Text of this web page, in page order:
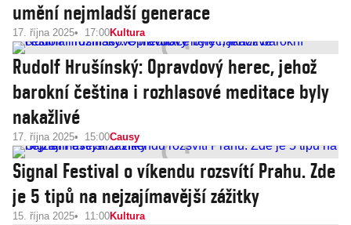
umění nejmladší generace
17. října 2025 17:00Kultura
Rudolf Hrušínský: Opravdový herec, jehož
barokní čeština i rozhlasové meditace byly
nakažlivé
17. října 2025 15:00Causy
Signal Festival o víkendu rozsvítí Prahu. Zde
je 5 tipů na nejzajímavější zážitky
15. října 2025 11:00Kultura